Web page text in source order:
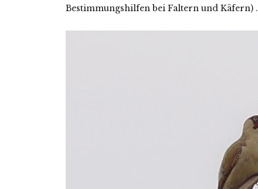
Bestimmungshilfen bei Faltern und Käfern) .